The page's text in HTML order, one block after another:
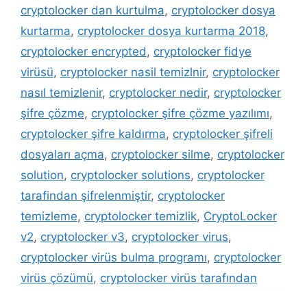
cryptolocker dan kurtulma, cryptolocker dosya
kurtarma, cryptolocker dosya kurtarma 2018,
cryptolocker encrypted, cryptolocker fidye
virüsü, cryptolocker nasil temizlnir, cryptolocker
nasıl temizlenir, cryptolocker nedir, cryptolocker
şifre çözme, cryptolocker şifre çözme yazılımı,
cryptolocker şifre kaldırma, cryptolocker şifreli
dosyaları açma, cryptolocker silme, cryptolocker
solution, cryptolocker solutions, cryptolocker
tarafindan şifrelenmiştir, cryptolocker
temizleme, cryptolocker temizlik, CryptoLocker
v2, cryptolocker v3, cryptolocker virus,
cryptolocker virüs bulma programı, cryptolocker
virüs çözümü, cryptolocker virüs tarafından